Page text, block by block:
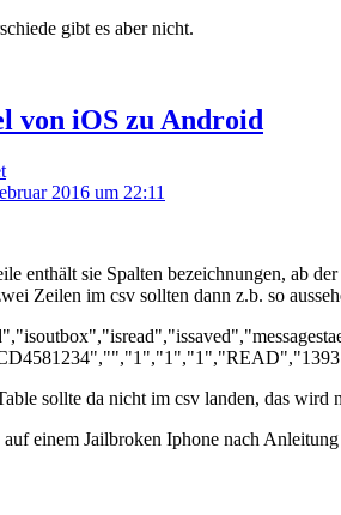
gibt es aber nicht.
von iOS zu Android
2016 um 22:11
enthält sie Spalten bezeichnungen, ab
Zeilen im csv sollten dann z.b. so
sollte da nicht im csv landen, das
auf einem Jailbroken Iphone nach